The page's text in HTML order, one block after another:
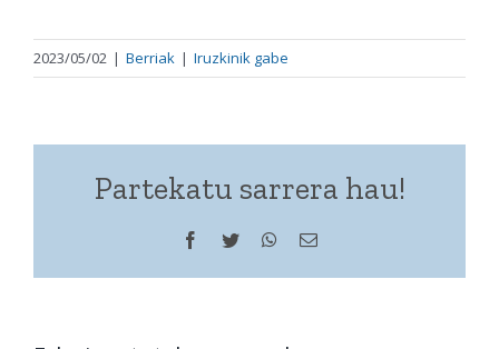
2023/05/02 | Berriak | Iruzkinik gabe
Partekatu sarrera hau!
Facebook
Twitter WhatsApp
Helbide